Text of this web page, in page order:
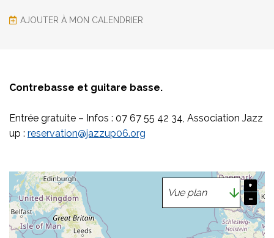
AJOUTER À MON CALENDRIER
Contrebasse et guitare basse.
Entrée gratuite – Infos : 07 67 55 42 34, Association Jazz
up : reservation@jazzup06.org
+
−